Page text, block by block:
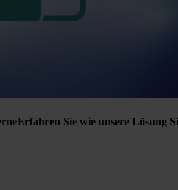
Erfahren Sie wie unsere Lösung